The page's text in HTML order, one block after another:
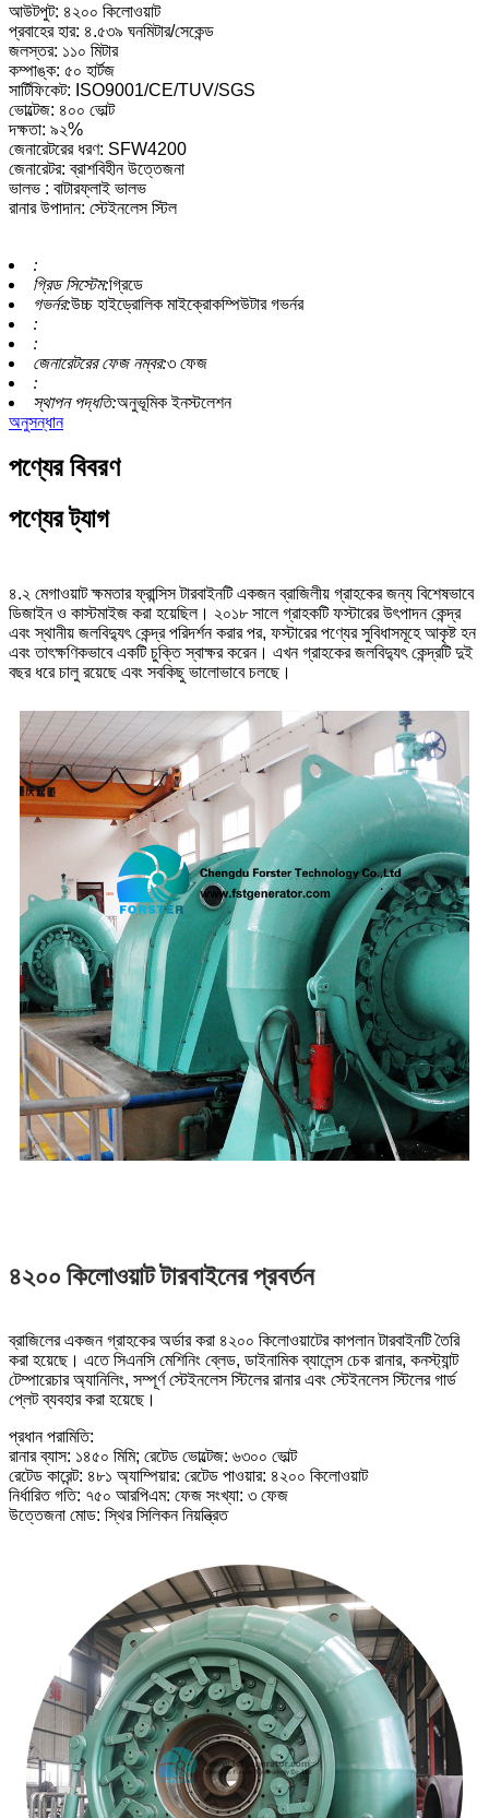
আউটপুট: ৪২০০ কিলোওয়াট
প্রবাহের হার: ৪.৫৩৯ ঘনমিটার/সেকেন্ড
জলস্তর: ১১০ মিটার
কম্পাঙ্ক: ৫০ হার্টজ
সার্টিফিকেট: ISO9001/CE/TUV/SGS
ভোল্টেজ: ৪০০ ভোল্ট
দক্ষতা: ৯২%
জেনারেটরের ধরণ: SFW4200
জেনারেটর: ব্রাশবিহীন উত্তেজনা
ভালভ : বাটারফ্লাই ভালভ
রানার উপাদান: স্টেইনলেস স্টিল
:
গ্রিড সিস্টেম:গ্রিডে
গভর্নর:উচ্চ হাইড্রোলিক মাইক্রোকম্পিউটার গভর্নর
:
:
জেনারেটরের ফেজ নম্বর:৩ ফেজ
:
স্থাপন পদ্ধতি:অনুভূমিক ইনস্টলেশন
অনুসন্ধান
পণ্যের বিবরণ
পণ্যের ট্যাগ
৪.২ মেগাওয়াট ক্ষমতার ফ্রান্সিস টারবাইনটি একজন ব্রাজিলীয় গ্রাহকের জন্য বিশেষভাবে
ডিজাইন ও কাস্টমাইজ করা হয়েছিল। ২০১৮ সালে গ্রাহকটি ফস্টারের উৎপাদন কেন্দ্র
এবং স্থানীয় জলবিদ্যুৎ কেন্দ্র পরিদর্শন করার পর, ফস্টারের পণ্যের সুবিধাসমূহে আকৃষ্ট হন
এবং তাৎক্ষণিকভাবে একটি চুক্তি স্বাক্ষর করেন। এখন গ্রাহকের জলবিদ্যুৎ কেন্দ্রটি দুই
বছর ধরে চালু রয়েছে এবং সবকিছু ভালোভাবে চলছে।
৪২০০ কিলোওয়াট টারবাইনের প্রবর্তন
ব্রাজিলের একজন গ্রাহকের অর্ডার করা ৪২০০ কিলোওয়াটের কাপলান টারবাইনটি তৈরি
করা হয়েছে। এতে সিএনসি মেশিনিং ব্লেড, ডাইনামিক ব্যালেন্স চেক রানার, কনস্ট্যান্ট
টেম্পারেচার অ্যানিলিং, সম্পূর্ণ স্টেইনলেস স্টিলের রানার এবং স্টেইনলেস স্টিলের গার্ড
প্লেট ব্যবহার করা হয়েছে।
প্রধান পরামিতি:
রানার ব্যাস: ১৪৫০ মিমি; রেটেড ভোল্টেজ: ৬৩০০ ভোল্ট
রেটেড কারেন্ট: ৪৮১ অ্যাম্পিয়ার: রেটেড পাওয়ার: ৪২০০ কিলোওয়াট
নির্ধারিত গতি: ৭৫০ আরপিএম: ফেজ সংখ্যা: ৩ ফেজ
উত্তেজনা মোড: স্থির সিলিকন নিয়ন্ত্রিত